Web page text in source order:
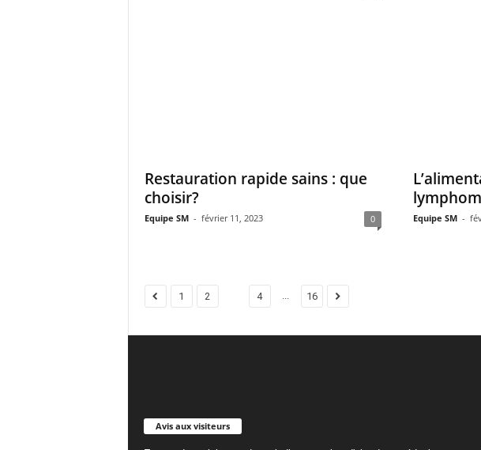
Restauration rapide sains : que
choisir?
Equipe SM - février 11, 2023 0 Equipe SM -
1 2 4 ... 16
Avis aux visiteurs